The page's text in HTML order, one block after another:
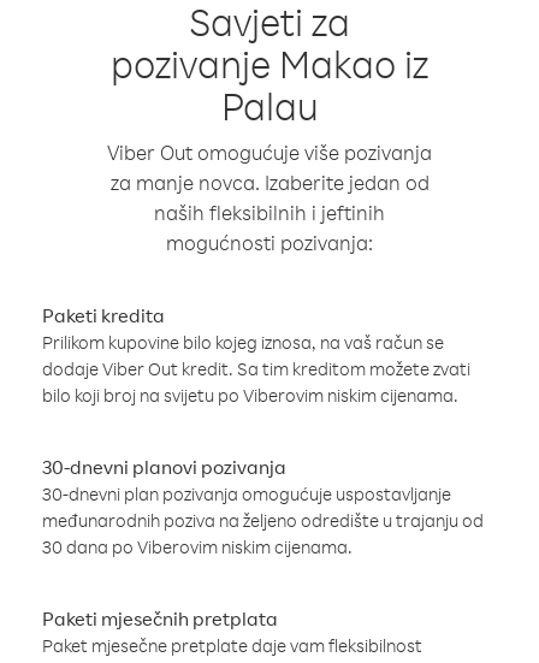
Savjeti za
pozivanje Makao iz
Palau
Viber Out omogućuje više pozivanja
za manje novca. Izaberite jedan od
naših fleksibilnih i jeftinih
mogućnosti pozivanja:
Paketi kredita
Prilikom kupovine bilo kojeg iznosa, na vaš račun se
dodaje Viber Out kredit. Sa tim kreditom možete zvati
bilo koji broj na svijetu po Viberovim niskim cijenama.
30-dnevni planovi pozivanja
30-dnevni plan pozivanja omogućuje uspostavljanje
međunarodnih poziva na željeno odredište u trajanju od
30 dana po Viberovim niskim cijenama.
Paketi mjesečnih pretplata
Paket mjesečne pretplate daje vam fleksibilnost